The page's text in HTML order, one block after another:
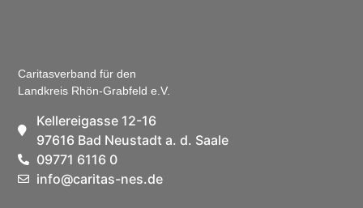
Caritasverband für den
Landkreis Rhön-Grabfeld e.V.
Kellereigasse 12-16
97616 Bad Neustadt a. d. Saale
09771 6116 0
info@caritas-nes.de